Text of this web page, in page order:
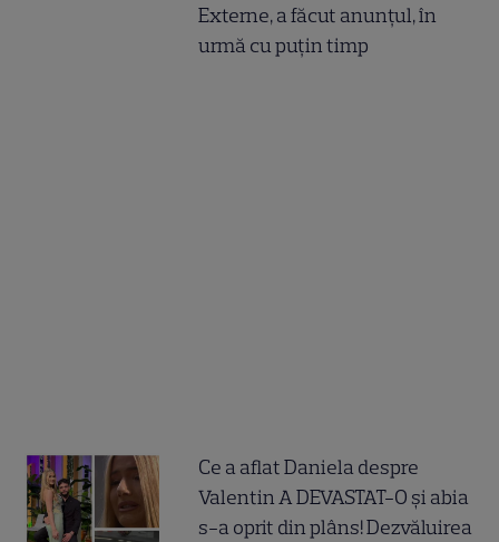
Externe, a făcut anunțul, în
urmă cu puțin timp
Ce a aflat Daniela despre
Valentin A DEVASTAT-O și abia
s-a oprit din plâns! Dezvăluirea